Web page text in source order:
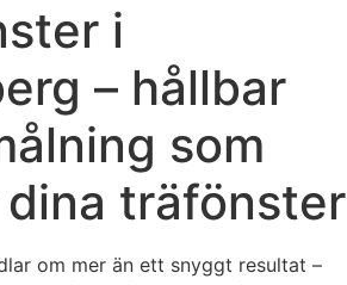
i
– hållbar
som
träfönster
om mer än ett snyggt resultat –